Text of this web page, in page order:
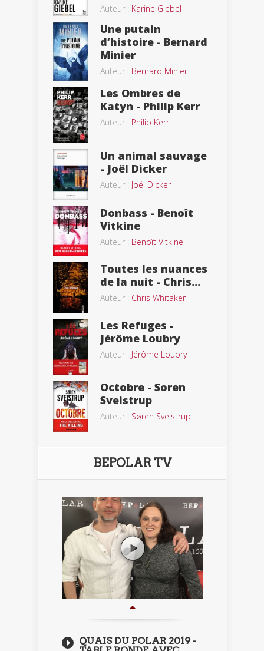
Auteur : Karine Giebel
Une putain
d’histoire - Bernard
Minier
Auteur : Bernard Minier
Les Ombres de
Katyn - Philip Kerr
Auteur : Philip Kerr
Un animal sauvage
- Joël Dicker
Auteur : Joël Dicker
Donbass - Benoît
Vitkine
Auteur : Benoît Vitkine
Toutes les nuances
de la nuit - Chris...
Auteur : Chris Whitaker
Les Refuges -
Jérôme Loubry
Auteur : Jérôme Loubry
Octobre - Soren
Sveistrup
Auteur : Søren Sveistrup
BEPOLAR TV
QUAIS DU POLAR 2019 -